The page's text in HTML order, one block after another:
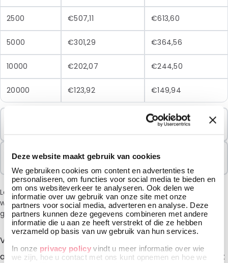
Deze website maakt gebruik van cookies
We gebruiken cookies om content en advertenties te
personaliseren, om functies voor social media te bieden en
om ons websiteverkeer te analyseren. Ook delen we
informatie over uw gebruik van onze site met onze
partners voor social media, adverteren en analyse. Deze
partners kunnen deze gegevens combineren met andere
informatie die u aan ze heeft verstrekt of die ze hebben
verzameld op basis van uw gebruik van hun services.
In onze privacy policy vindt u meer informatie over wie
we zijn, hoe u contact met ons kunt opnemen en hoe we
2500 €507,11 €613,60
5000 €301,29 €364,56
10000 €202,07 €244,50
20000 €123,92 €149,94
Verkocht In Pakketten
Let op: vanwege de huidige situatie in het Midden-Oosten
wordt bij het afrekenen een toeslag van 6% in rekening
gebracht.
Voor het bedrukken van uw enveloppen bent u bij ons
aan het juiste adres. Naast ons standaard assortiment